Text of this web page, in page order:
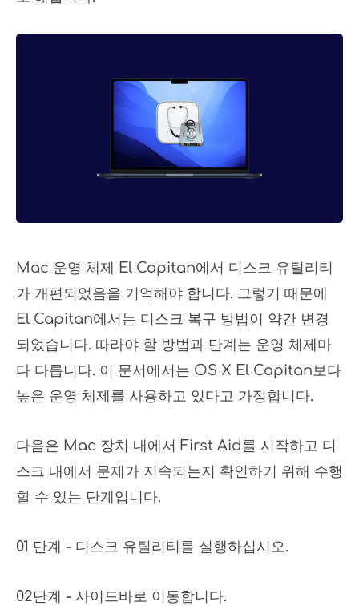
Mac 운영 체제 El Capitan에서 디스크 유틸리티
가 개편되었음을 기억해야 합니다. 그렇기 때문에
El Capitan에서는 디스크 복구 방법이 약간 변경
되었습니다. 따라야 할 방법과 단계는 운영 체제마
다 다릅니다. 이 문서에서는 OS X El Capitan보다
높은 운영 체제를 사용하고 있다고 가정합니다.
다음은 Mac 장치 내에서 First Aid를 시작하고 디
스크 내에서 문제가 지속되는지 확인하기 위해 수행
할 수 있는 단계입니다.
01 단계 - 디스크 유틸리티를 실행하십시오.
02단계 - 사이드바로 이동합니다.